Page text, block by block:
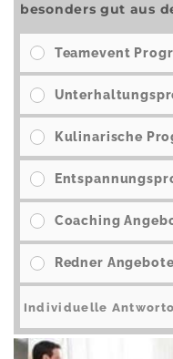
besonders gut aus
Teamevent
Kulinarische
Coaching
Redner Angebote